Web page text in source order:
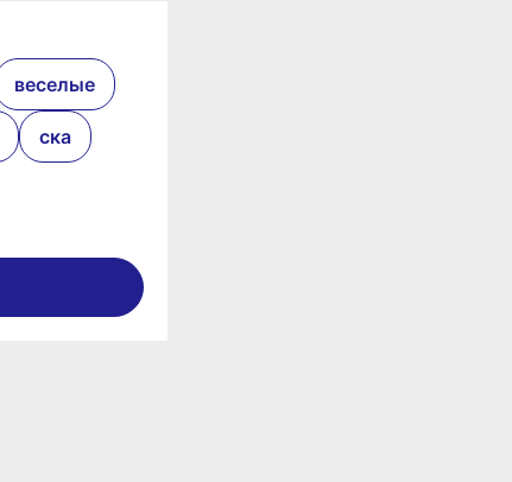
веселые
ска